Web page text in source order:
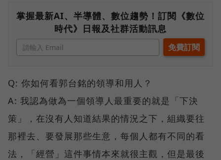
掌握最新AI、半導體、數位趨勢！訂閱《數位
時代》日報及社群活動訊息
Q: 你如何看郭台銘的領導和用人？
A: 我認為做為一個領導人最重要的就是「下決
策」，在沒有人知道結果的情況之下，組織要往
那裡去、要發展那些生意，每個人都有不同的看
法，「經營」這件事情本來就很主觀，但是最後